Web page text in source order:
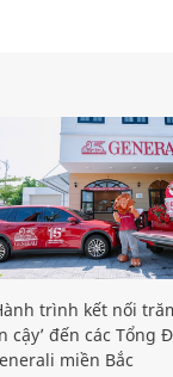
trình kết nối
cậy’ đến các Tổng
miền Bắc